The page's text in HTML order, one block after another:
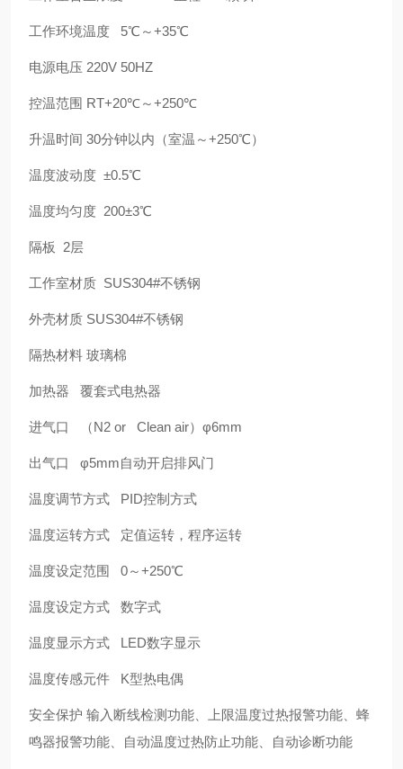
工作环境温度 5℃～+35℃
电源电压 220V 50HZ
控温范围 RT+20℃～+250℃
升温时间 30分钟以内（室温～+250℃）
温度波动度 ±0.5℃
温度均匀度 200±3℃
隔板 2层
工作室材质 SUS304#不锈钢
外壳材质 SUS304#不锈钢
隔热材料 玻璃棉
加热器 覆套式电热器
进气口 （N2 or Clean air）φ6mm
出气口 φ5mm自动开启排风门
温度调节方式 PID控制方式
温度运转方式 定值运转，程序运转
温度设定范围 0～+250℃
温度设定方式 数字式
温度显示方式 LED数字显示
温度传感元件 K型热电偶
安全保护 输入断线检测功能、上限温度过热报警功能、蜂
鸣器报警功能、自动温度过热防止功能、自动诊断功能